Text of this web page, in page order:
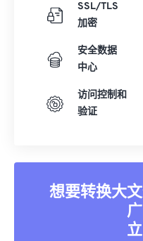
SSL/TLS
加密
安全数据
中心
访问控制和
验证
想要转换大